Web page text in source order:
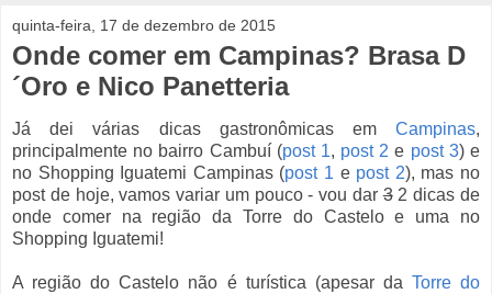
quinta-feira, 17 de dezembro de 2015
Onde comer em Campinas? Brasa D
´Oro e Nico Panetteria
Já dei várias dicas gastronômicas em Campinas,
principalmente no bairro Cambuí (post 1, post 2 e post 3) e
no Shopping Iguatemi Campinas (post 1 e post 2), mas no
post de hoje, vamos variar um pouco - vou dar32 dicas de
onde comer na região da Torre do Castelo e uma no
Shopping Iguatemi!
A região do Castelo não é turística (apesar da Torre do